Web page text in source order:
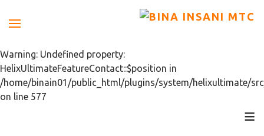
Warning: Undefined property:
HelixUltimateFeatureContact::$position in
/home/binain01/public_html/plugins/system/helixultimate/
on line 577
≡